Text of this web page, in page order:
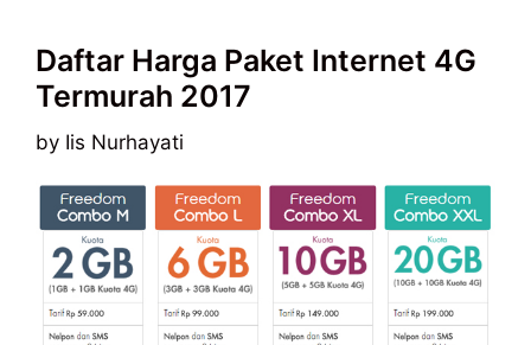
Daftar Harga Paket Internet 4G
Termurah 2017
by Iis Nurhayati